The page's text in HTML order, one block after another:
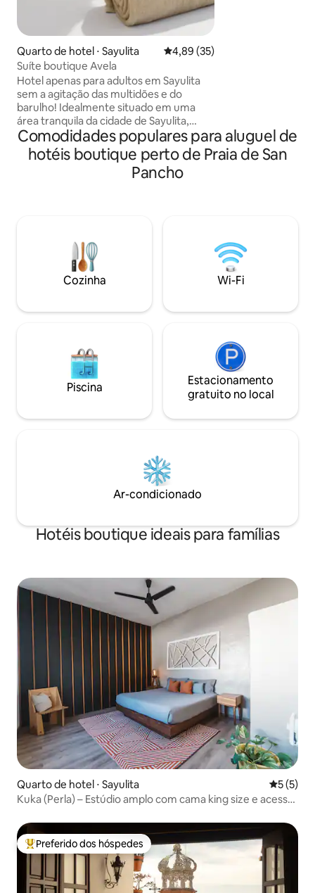
Quarto de hotel ⋅ Sayulita 4,89 de uma avaliação média
4,89 (35)
Suíte boutique Avela
Hotel apenas para adultos em Sayulita
sem a agitação das multidões e do
barulho! Idealmente situado em uma
área tranquila da cidade de Sayulita,
nosso hotel boutique recém-construído
coloca você no meio de um cenário
tropical, a poucos minutos da energia
vibrante da praia de Sayulita, lojas
com um estilo de vida mexicano
requintado. Decoração chique, toques
de designer e comodidades de luxo.
Comodidades populares para aluguel de
hotéis boutique perto de Praia de San
Pancho
Cozinha Wi-Fi
Piscina
Estacionamento
gratuito no local
Ar-condicionado
Hotéis boutique ideais para famílias
Quarto de hotel ⋅ Sayulita 5 de
5 (5)
Kuka (Perla) – Estúdio amplo com cama king size e acesso
Entre os melhores preferidos dos hóspedes
Preferido dos hóspedes